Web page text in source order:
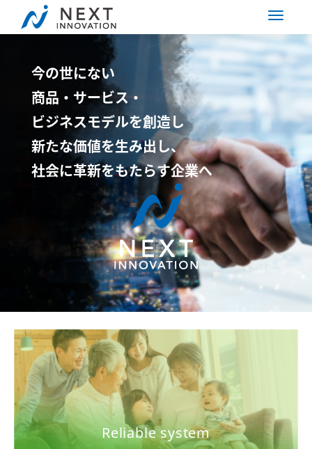
今の世にない
商品・サービス・
ビジネスモデルを創造し
新たな価値を生み出し、
社会に革新をもたらす企業へ
Reliable system